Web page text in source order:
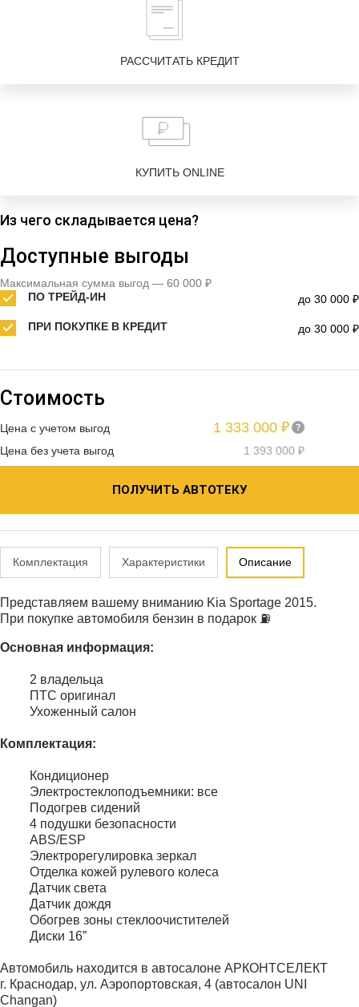
РАССЧИТАТЬ КРЕДИТ
КУПИТЬ ONLINE
Из чего складывается цена?
Доступные выгоды
Максимальная сумма выгод — 60 000 ₽
ПО ТРЕЙД-ИН
до 30 000 ₽
ПРИ ПОКУПКЕ В КРЕДИТ до 30 000 ₽
Стоимость
Цена с учетом выгод 1 333 000 ₽
Цена без учета выгод 1 393 000 ₽
ПОЛУЧИТЬ АВТОТЕКУ
Комплектация Характеристики Описание
Представляем вашему вниманию Kia Sportage 2015.
При покупке автомобиля бензин в подарок ⛽️
Основная информация:
2 владельца
ПТС оригинал
Ухоженный салон
Комплектация:
Кондиционер
Электростеклоподъемники: все
Подогрев сидений
4 подушки безопасности
ABS/ESP
Электрорегулировка зеркал
Отделка кожей рулевого колеса
Датчик света
Датчик дождя
Обогрев зоны стеклоочистителей
Диски 16”
Автомобиль находится в автосалоне АРКОНТСЕЛЕКТ
г. Краснодар, ул. Аэропортовская, 4 (автосалон UNI
Changan)